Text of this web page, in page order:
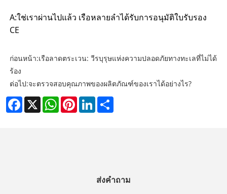
A:ใช่เราผ่านไปแล้ว เรือหลายลำได้รับการอนุมัติใบรับรอง
CE
ก่อนหน้า:เรือลาดตระเวน: วีรบุรุษแห่งความปลอดภัยทางทะเลที่ไม่ได้
ร้อง
ต่อไป:จะตรวจสอบคุณภาพของผลิตภัณฑ์ของเราได้อย่างไร?
Facebook
X WhatsAppPinterestLinkedIn
ส่งคำถาม